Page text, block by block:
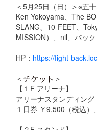
＜5月25日（日）＞※五
Ken Yokoyama、The
SLANG、10-FEET、
MISSION）、nil、バッ
HP： https://fight-
＜
＞
【１F アリーナ】
アリーナスタンディング
１日券 ￥9,500（税込）